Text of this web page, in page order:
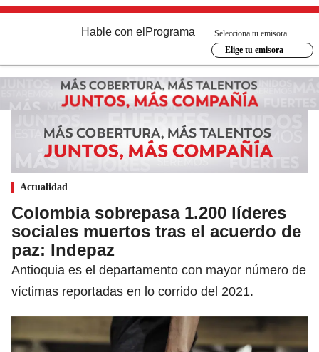
Hable con el Programa
Selecciona tu emisora
Elige tu emisora
Actualidad
Colombia sobrepasa 1.200 líderes
sociales muertos tras el acuerdo de
paz: Indepaz
Antioquia es el departamento con mayor número de
víctimas reportadas en lo corrido del 2021.